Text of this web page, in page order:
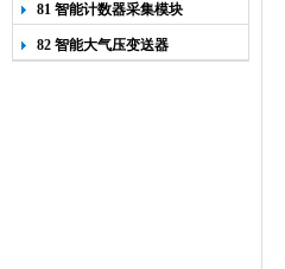
81 智能计数器采集模块
82 智能大气压变送器